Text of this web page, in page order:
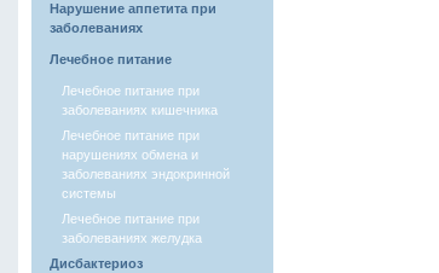
Нарушение аппетита при
заболеваниях
Лечебное питание
Лечебное питание при
заболеваниях кишечника
Лечебное питание при
нарушениях обмена и
заболеваниях эндокринной
системы
Лечебное питание при
заболеваниях желудка
Дисбактериоз